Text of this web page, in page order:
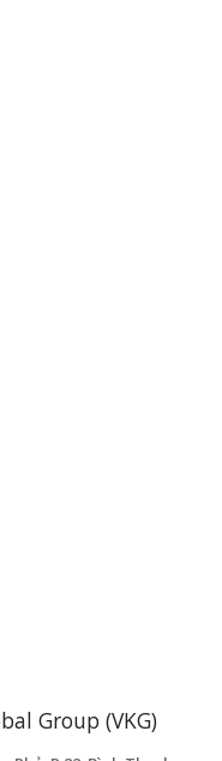
Group (VKG)